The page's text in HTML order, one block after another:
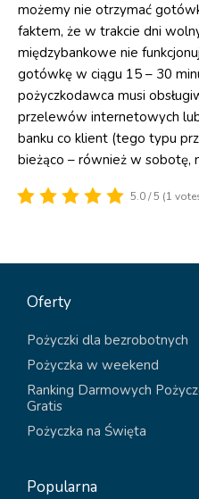
możemy nie otrzymać
faktem, że w trakcie dni
międzybankowe nie
gotówkę w ciągu 15 – 30
pożyczkodawca musi
przelewów internetowych
banku co klient (tego typu
bieżąco – również w sobotę,
5.0 / 5 (1
Oferty
Pożyczki dla bezrobotnych
Pożyczka w weekend
Ranking Darmowych
Gratis
Pożyczka na Święta
Popularna